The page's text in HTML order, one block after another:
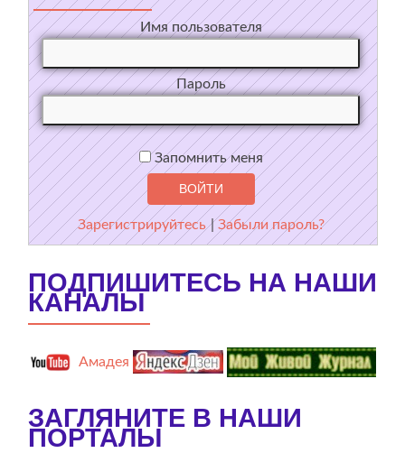
Имя пользователя
Пароль
Запомнить меня
Зарегистрируйтесь |Забыли пароль?
ПОДПИШИТЕСЬ НА НАШИ
КАНАЛЫ
Амадея
ЗАГЛЯНИТЕ В НАШИ
ПОРТАЛЫ